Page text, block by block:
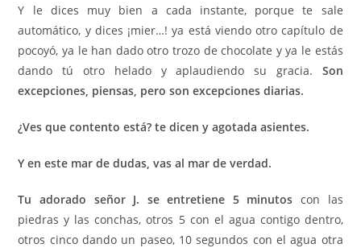
Y le dices muy bien a cada instante, porque te sale
automático, y dices ¡mier…! ya está viendo otro capítulo de
pocoyó, ya le han dado otro trozo de chocolate y ya le estás
dando tú otro helado y aplaudiendo su gracia. Son
excepciones, piensas, pero son excepciones diarias.
¿Ves que contento está? te dicen y agotada asientes.
Y en este mar de dudas, vas al mar de verdad.
Tu adorado señor J. se entretiene 5 minutos con las
piedras y las conchas, otros 5 con el agua contigo dentro,
otros cinco dando un paseo, 10 segundos con el agua otra